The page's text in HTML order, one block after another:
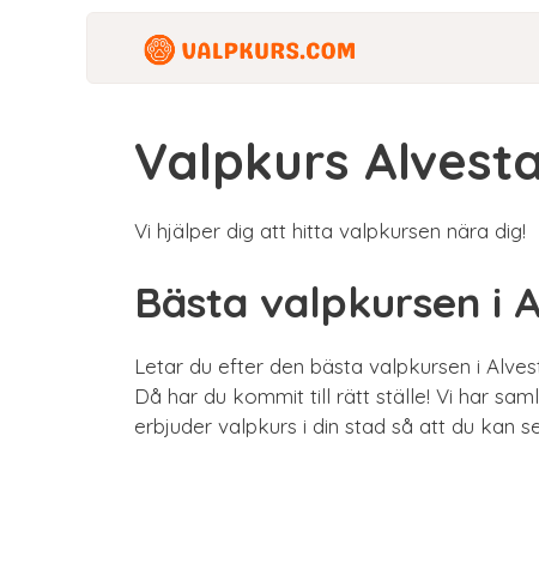
Valpkurs
Vi hjälper dig att hitta valpkursen nära dig!
Bästa valpkursen i
Letar du efter den bästa valpkursen i
Då har du kommit till rätt ställe! Vi har
erbjuder valpkurs i din stad så att du kan